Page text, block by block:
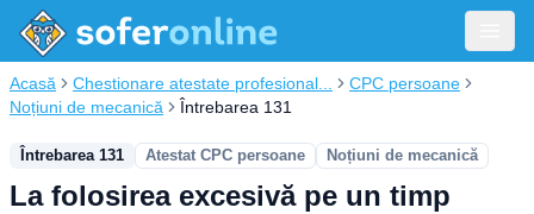
Acasă Chestionare atestate profesional...
CPC persoane
Noțiuni de mecanică
Întrebarea 131
Întrebarea 131 Atestat CPC persoane Noțiuni de mecanică
La folosirea excesivă pe un timp